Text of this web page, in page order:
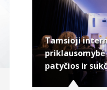
Tamsioji
priklausomybė
patyčios ir